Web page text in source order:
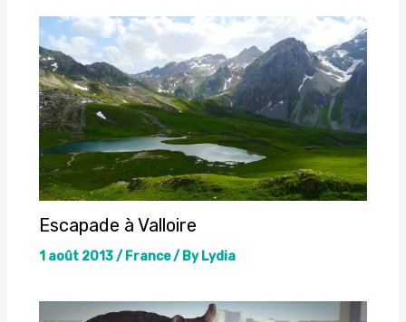
Escapade à Valloire
1 août 2013/ France/ ByLydia